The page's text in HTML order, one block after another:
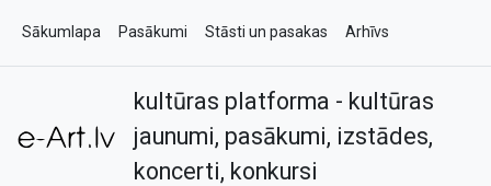
Sākumlapa Pasākumi Stāsti un pasakas Arhīvs
Kontakti
kultūras platforma - kultūras
jaunumi, pasākumi, izstādes,
koncerti, konkursi